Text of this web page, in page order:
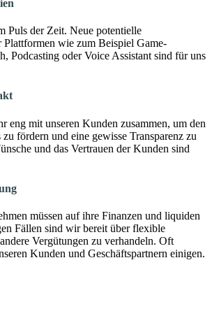
Puls der Zeit. Neue potentielle
Plattformen wie zum Beispiel Game-
Podcasting oder Voice Assistant sind für uns
eng mit unseren Kunden zusammen, um den
fördern und eine gewisse Transparenz zu
und das Vertrauen der Kunden sind
müssen auf ihre Finanzen und liquiden
Fällen sind wir bereit über flexible
Vergütungen zu verhandeln. Oft
Kunden und Geschäftspartnern einigen.